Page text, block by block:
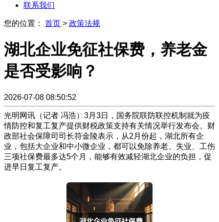
联系我们
您的位置： 首页 > 政策法规
湖北企业免征社保费，养老金
是否受影响？
2026-07-08 08:50:52
光明网讯（记者 冯浩）3月3日，国务院联防联控机制就为疫
情防控和复工复产提供财税政策支持有关情况举行发布会。财
政部社会保障司司长符金陵表示，从2月份起，湖北所有企
业，包括大企业和中小微企业，都可以免除养老、失业、工伤
三项社保费最多达5个月，能够有效减轻湖北企业的负担，促
进早日复工复产。